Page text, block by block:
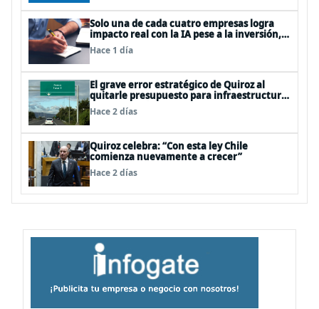
Solo una de cada cuatro empresas logra
impacto real con la IA pese a la inversión,
según el Foro Económico Mundial
Hace 1 día
El grave error estratégico de Quiroz al
quitarle presupuesto para infraestructura
vial del Biobío
Hace 2 días
Quiroz celebra: “Con esta ley Chile
comienza nuevamente a crecer”
Hace 2 días